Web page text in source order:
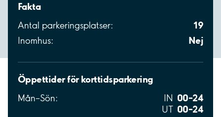
Fakta
Antal parkeringsplatser: 19
Inomhus: Nej
Öppettider för korttidsparkering
Mån–Sön: IN 00–24
UT 00–24